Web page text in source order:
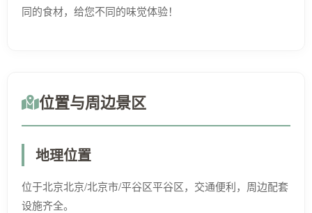
同的食材，给您不同的味觉体验！
位置与周边景区
地理位置
位于北京北京/北京市/平谷区平谷区，交通便利，周边配套
设施齐全。